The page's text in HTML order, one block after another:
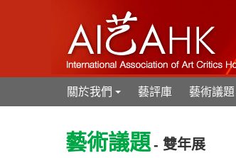
+
關於我們 藝評庫 藝術議題
藝術議題- 雙年展